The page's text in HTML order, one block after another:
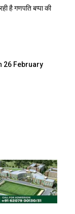
है गणपति बप्पा की
26 February